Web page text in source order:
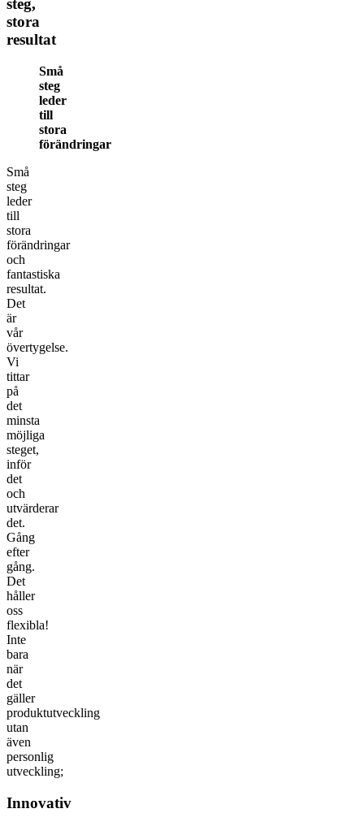
steg,
stora
resultat
Små
steg
leder
till
stora
förändringar
Små
steg
leder
till
stora
förändringar
och
fantastiska
resultat.
Det
är
vår
övertygelse.
Vi
tittar
på
det
minsta
möjliga
steget,
inför
det
och
utvärderar
det.
Gång
efter
gång.
Det
håller
oss
flexibla!
Inte
bara
när
det
gäller
produktutveckling
utan
även
personlig
utveckling;
Innovativ